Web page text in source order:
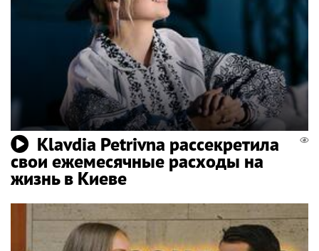
Klavdia Petrivna рассекретила
свои ежемесячные расходы на
жизнь в Киеве